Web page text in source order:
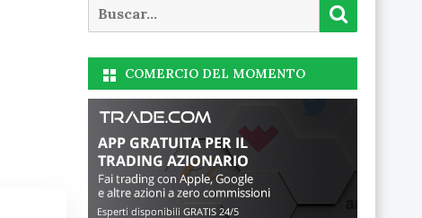
COMERCIO DEL MOMENTO